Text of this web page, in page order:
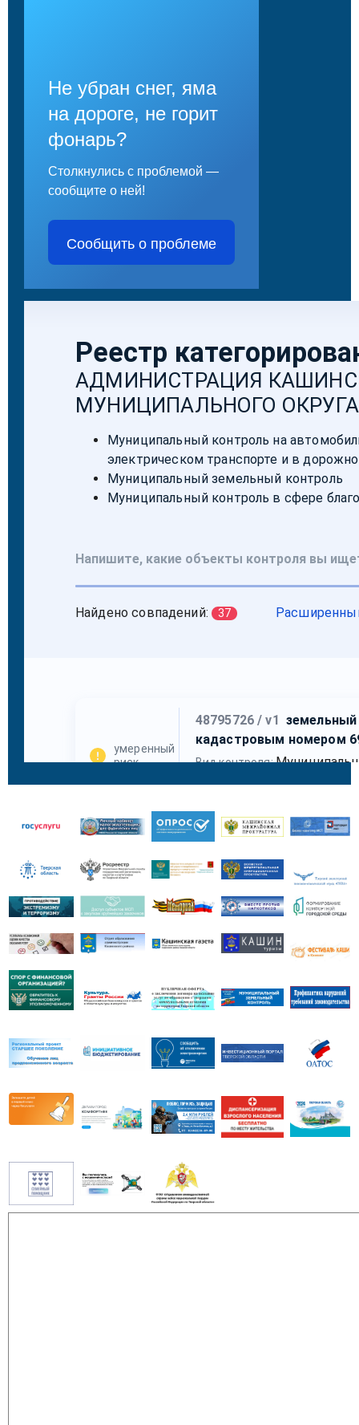
Не убран снег, яма
на дороге, не горит
фонарь?
Столкнулись с проблемой —
сообщите о ней!
Сообщить о проблеме